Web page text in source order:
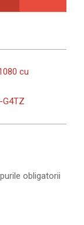
cu
G4TZ
obligatorii